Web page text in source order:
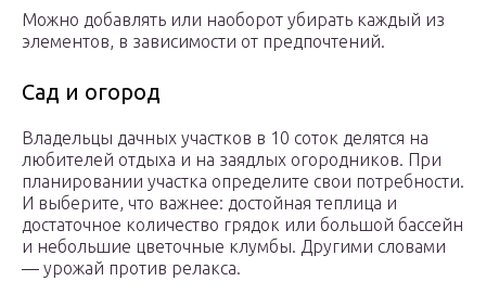
Можно добавлять или наоборот убирать каждый из
элементов, в зависимости от предпочтений.
Сад и огород
Владельцы дачных участков в 10 соток делятся на
любителей отдыха и на заядлых огородников. При
планировании участка определите свои потребности.
И выберите, что важнее: достойная теплица и
достаточное количество грядок или большой бассейн
и небольшие цветочные клумбы. Другими словами
— урожай против релакса.